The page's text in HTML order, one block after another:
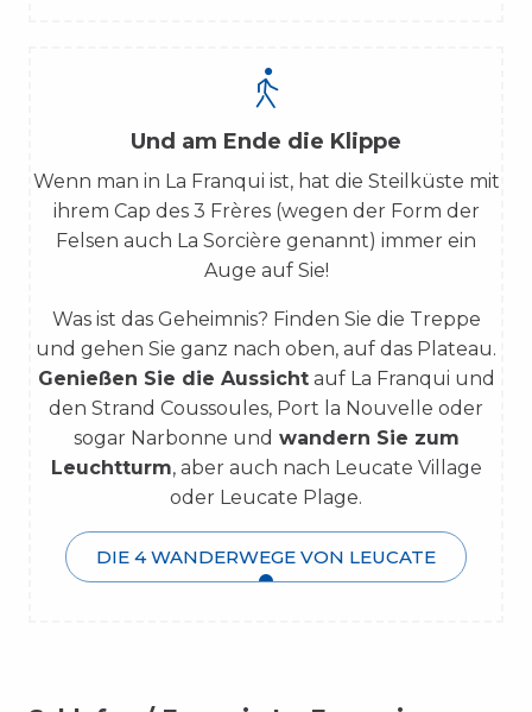
Und am Ende die Klippe
Wenn man in La Franqui ist, hat die Steilküste mit
ihrem Cap des 3 Frères (wegen der Form der
Felsen auch La Sorcière genannt) immer ein
Auge auf Sie!
Was ist das Geheimnis? Finden Sie die Treppe
und gehen Sie ganz nach oben, auf das Plateau.
Genießen Sie die Aussichtauf La Franqui und
den Strand Coussoules, Port la Nouvelle oder
sogar Narbonne und wandern Sie zum
Leuchtturm, aber auch nach Leucate Village
oder Leucate Plage.
DIE 4 WANDERWEGE VON LEUCATE